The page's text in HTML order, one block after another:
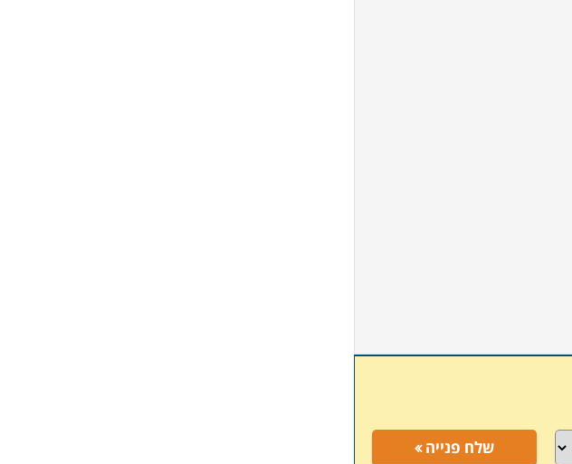
שלח פנייה